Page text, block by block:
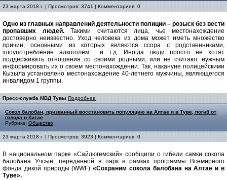
23 марта 2018 г. | Просмотров: 3741 | Комментариев: 0
Одно из главных направлений деятельности полиции – розыск без вести
пропавших людей.Такими считаются лица, чье местонахождение
достоверно неизвестно. Уход человека из дома может иметь множество
причин, основными из которых являются ссора с родственниками,
злоупотребление алкоголем и т.д. Иногда люди просто не хотят
поддерживать отношения со своими родными, или не считают нужным
информировать их о своем местонахождении. Так, накануне полицейскими
Кызыла установлено местонахождение 40-летнего мужчины, являющегося
инвалидом 1 группы.
Пресс-служба МВД Тувы Подробнее
Сокол балобан, призванный восстановить популяцию на Алтае и в Туве, погиб от
голода в Китае
Рубрика: Общество
23 марта 2018 г. | Просмотров: 3923 | Комментариев: 0
В национальном парке «Сайлюгемский» сообщили о гибели самки сокола
балобана Учсын, переданной в парк в рамках программы Всемирного
фонда дикой природы (WWF)«Сохраним сокола балобана на Алтае и в
Туве».